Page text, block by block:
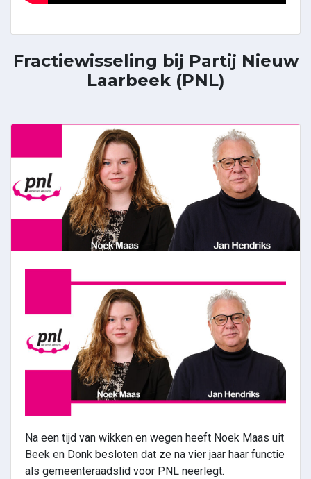
Fractiewisseling bij Partij Nieuw
Laarbeek (PNL)
Na een tijd van wikken en wegen heeft Noek Maas uit
Beek en Donk besloten dat ze na vier jaar haar functie
als gemeenteraadslid voor PNL neerlegt.